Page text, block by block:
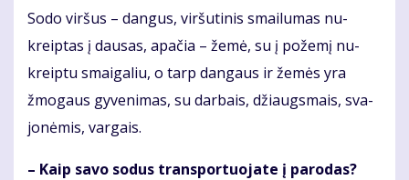
So­do vir­šus – dan­gus, vir­šu­ti­nis smai­lu­mas nu­
kreip­tas į dau­sas, apa­čia – že­mė, su į po­že­mį nu­
kreip­tu smai­ga­liu, o tarp dan­gaus ir že­mės yra
žmo­gaus gy­ve­ni­mas, su dar­bais, džiaugs­mais, sva­
jo­nė­mis, var­gais.
– Kaip sa­vo so­dus trans­por­tuo­ja­te į pa­ro­das?